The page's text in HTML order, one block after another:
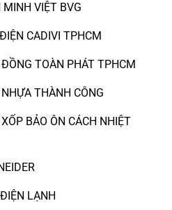
VIỆT BVG
CADIVI TPHCM
TOÀN PHÁT TPHCM
THÀNH CÔNG
BẢO ÔN CÁCH NHIỆT
LẠNH